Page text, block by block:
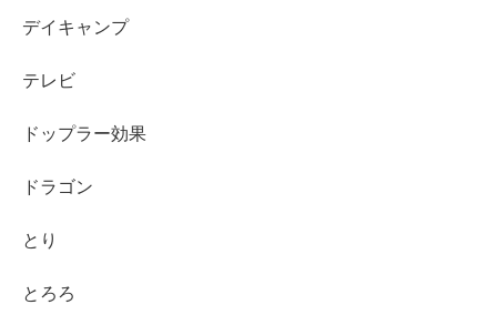
デイキャンプ
テレビ
ドップラー効果
ドラゴン
とり
とろろ